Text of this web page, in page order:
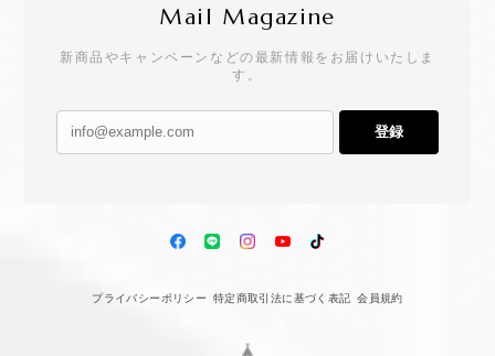
Mail Magazine
新商品やキャンペーンなどの最新情報をお届けいたしま
す。
登録
プライバシーポリシー 特定商取引法に基づく表記 会員規約